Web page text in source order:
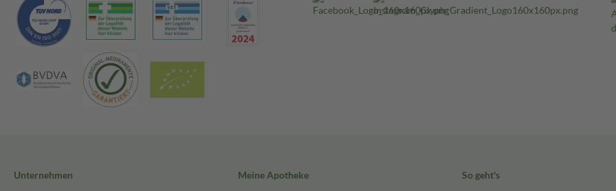
Unternehmen
Meine Apotheke
So geht's